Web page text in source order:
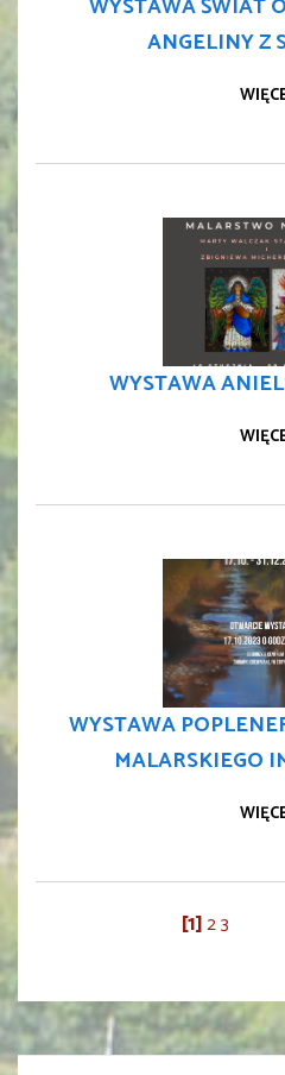
WYSTAWA ŚWIAT
ANGELINY Z
WYSTAWA
WYSTAWA
MALARSKIEGO
1 23